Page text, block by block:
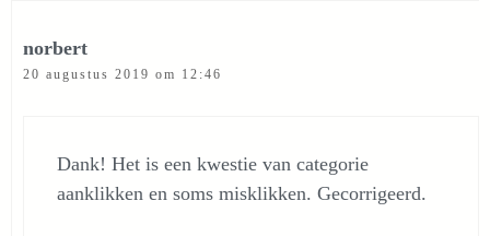
norbert
20 augustus 2019 om 12:46
Dank! Het is een kwestie van categorie
aanklikken en soms misklikken. Gecorrigeerd.